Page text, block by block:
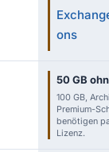
ons
50 GB
100 GB,
Premium-
benötigen
Lizenz.